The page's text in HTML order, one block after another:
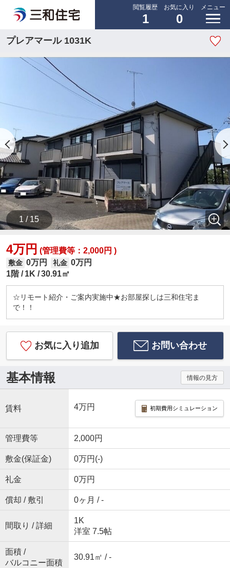
閲覧履歴
1
お気に入り
0
メニュー
プレアマール 1031K
1 / 15
4万円 (管理費等：2,000円 )
敷金 0万円 礼金 0万円
1階
1K 30.91㎡
☆リモート紹介・ご案内実施中★お部屋探しは三和住宅ま
で！！
お気に入り追加 お問い合わせ
基本情報 情報の見方
賃料 4万円 初期費用シミュレーション
管理費等 2,000円
敷金(保証金) 0万円(-)
礼金 0万円
償却 / 敷引 0ヶ月 / -
間取り / 詳細
1K
洋室 7.5帖
面積 /
バルコニー面積
30.91㎡ / -